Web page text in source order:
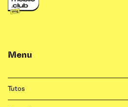
Menu
Tutos